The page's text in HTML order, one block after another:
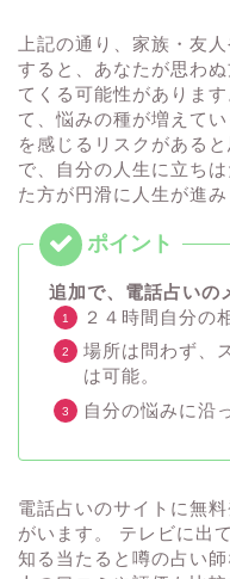
上記の通り、家族・友
すると、あなたが思わ
てくる可能性がありま
て、悩みの種が増えて
を感じるリスクがある
で、自分の人生に立ち
た方が円滑に人生が進み
追加で、電話占いの
２４時間自分の
場所は問わず、
は可能。
自分の悩みに沿
電話占いのサイトに無
がいます。 テレビに出
知る当たると噂の占い